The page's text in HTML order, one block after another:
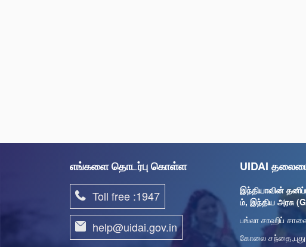
எங்களை தொடர்பு கொள்ள
Toll free :1947
help@uidai.gov.in
UIDAI
இந்தியாவின்
ம், இந்திய அரசு
பங்லா சாஹிப்
கோலை சந்தை,புது